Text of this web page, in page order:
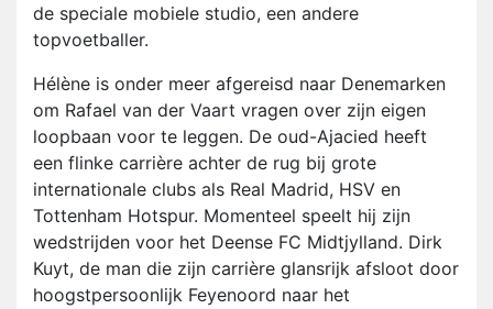
de speciale mobiele studio, een andere
topvoetballer.
Hélène is onder meer afgereisd naar Denemarken
om Rafael van der Vaart vragen over zijn eigen
loopbaan voor te leggen. De oud-Ajacied heeft
een flinke carrière achter de rug bij grote
internationale clubs als Real Madrid, HSV en
Tottenham Hotspur. Momenteel speelt hij zijn
wedstrijden voor het Deense FC Midtjylland. Dirk
Kuyt, de man die zijn carrière glansrijk afsloot door
hoogstpersoonlijk Feyenoord naar het